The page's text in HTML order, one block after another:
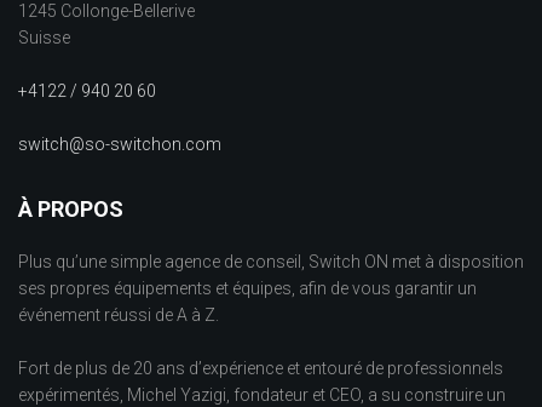
1245 Collonge-Bellerive
Suisse
+4122 / 940 20 60
switch@so-switchon.com
À PROPOS
Plus qu’une simple agence de conseil, Switch ON met à disposition
ses propres équipements et équipes, afin de vous garantir un
événement réussi de A à Z.
Fort de plus de 20 ans d’expérience et entouré de professionnels
expérimentés, Michel Yazigi, fondateur et CEO, a su construire un